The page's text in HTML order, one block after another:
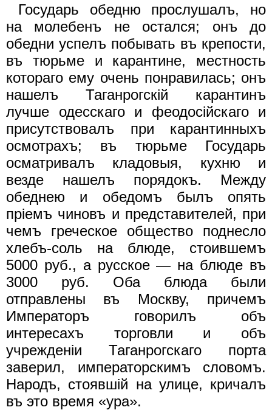
Государь обедню прослушалъ, но
на молебенъ не остался; онъ до
обедни успелъ побывать въ крепости,
въ тюрьме и карантине, местность
котораго ему очень понравилась; онъ
нашелъ Таганрогскiй карантинъ
лучше одесскаго и феодосiйскаго и
присутствовалъ при карантинныхъ
осмотрахъ; въ тюрьме Государь
осматривалъ кладовыя, кухню и
везде нашелъ порядокъ. Между
обеднею и обедомъ былъ опять
прiемъ чиновъ и представителей, при
чемъ греческое общество поднесло
хлебъ-соль на блюде, стоившемъ
5000 руб., а русское — на блюде въ
3000 руб. Оба блюда были
отправлены въ Москву, причемъ
Императоръ говорилъ объ
интересахъ торговли и объ
учрежденiи Таганрогскаго порта
заверил, императорскимъ словомъ.
Народъ, стоявшiй на улице, кричалъ
въ это время «ура».